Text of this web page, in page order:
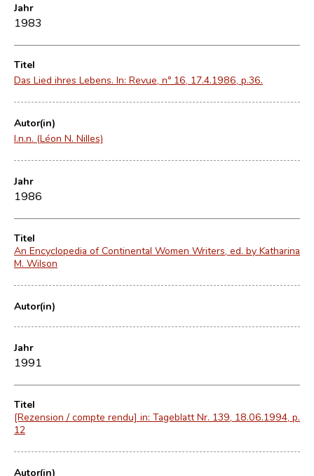
Jahr
1983
Titel
Das Lied ihres Lebens. In: Revue, nº 16, 17.4.1986, p.36.
Autor(in)
l.n.n. (Léon N. Nilles)
Jahr
1986
Titel
An Encyclopedia of Continental Women Writers, ed. by Katharina
M. Wilson
Autor(in)
Jahr
1991
Titel
[Rezension / compte rendu] in: Tageblatt Nr. 139, 18.06.1994, p.
12
Autor(in)